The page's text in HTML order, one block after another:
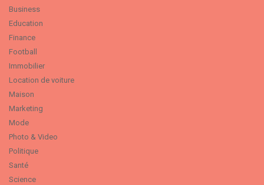
Business
Education
Finance
Football
Immobilier
Location de voiture
Maison
Marketing
Mode
Photo & Video
Politique
Santé
Science